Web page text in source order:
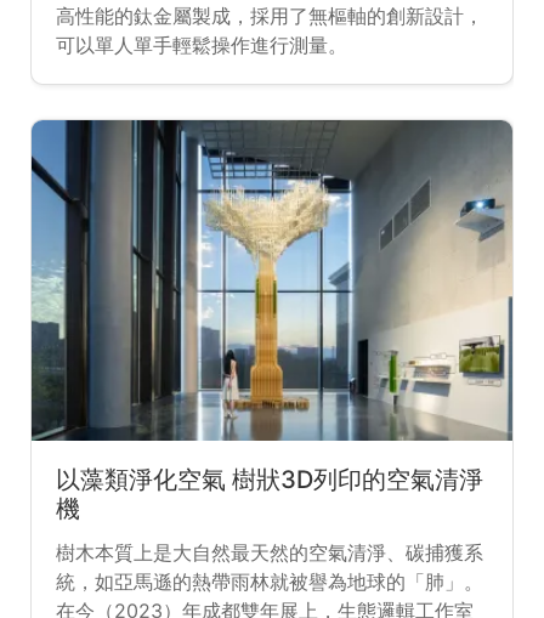
高性能的鈦金屬製成，採用了無樞軸的創新設計，
可以單人單手輕鬆操作進行測量。
以藻類淨化空氣 樹狀3D列印的空氣清淨
機
樹木本質上是大自然最天然的空氣清淨、碳捕獲系
統，如亞馬遜的熱帶雨林就被譽為地球的「肺」。
在今（2023）年成都雙年展上，生態邏輯工作室